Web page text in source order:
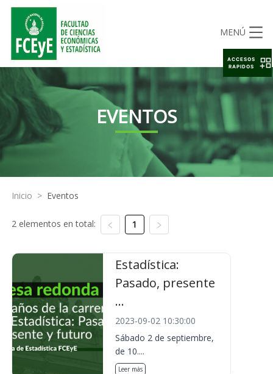
MENÚ
EVENTOS
Inicio > Eventos
2 elementos en total: 1
Estadística:
Pasado, presente
...
2023-09-02 10:30:00
Sábado 2 de septiembre,
de 10....
Leer más
ACCESOS
RAPIDOS